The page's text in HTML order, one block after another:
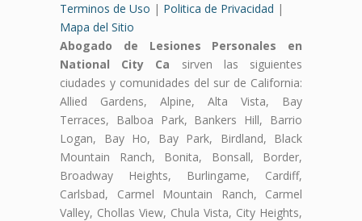
Terminos de Uso | Politica de Privacidad |
Mapa del Sitio
Abogado de Lesiones Personales en
National City Ca sirven las siguientes
ciudades y comunidades del sur de California:
Allied Gardens, Alpine, Alta Vista, Bay
Terraces, Balboa Park, Bankers Hill, Barrio
Logan, Bay Ho, Bay Park, Birdland, Black
Mountain Ranch, Bonita, Bonsall, Border,
Broadway Heights, Burlingame, Cardiff,
Carlsbad, Carmel Mountain Ranch, Carmel
Valley, Chollas View, Chula Vista, City Heights,